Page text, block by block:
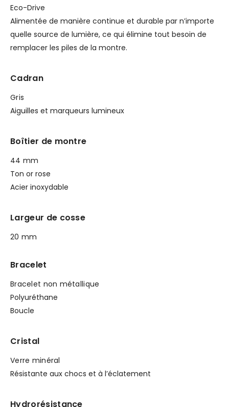
Eco-Drive
Alimentée de manière continue et durable par n’importe
quelle source de lumière, ce qui élimine tout besoin de
remplacer les piles de la montre.
Cadran
Gris
Aiguilles et marqueurs lumineux
Boîtier de montre
44 mm
Ton or rose
Acier inoxydable
Largeur de cosse
20 mm
Bracelet
Bracelet non métallique
Polyuréthane
Boucle
Cristal
Verre minéral
Résistante aux chocs et à l’éclatement
Hydrorésistance